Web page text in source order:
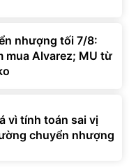
nhượng tối 7/8:
mua Alvarez; MU từ
vì tính toán sai vị
chuyển nhượng